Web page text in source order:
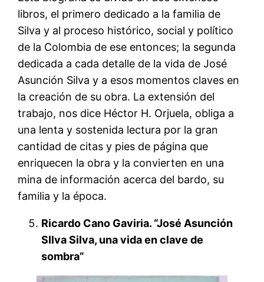
libros, el primero dedicado a la familia de
Silva y al proceso histórico, social y político
de la Colombia de ese entonces; la segunda
dedicada a cada detalle de la vida de José
Asunción Silva y a esos momentos claves en
la creación de su obra. La extensión del
trabajo, nos dice Héctor H. Orjuela, obliga a
una lenta y sostenida lectura por la gran
cantidad de citas y pies de página que
enriquecen la obra y la convierten en una
mina de información acerca del bardo, su
familia y la época.
Ricardo Cano Gaviria. “José Asunción
SIlva Silva, una vida en clave de
sombra”